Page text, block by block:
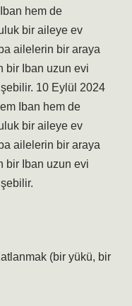
hem de
bir aileye ev
ailelerin bir araya
bir Iban uzun evi
10 Eylül 2024
Iban hem de
bir aileye ev
ailelerin bir araya
bir Iban uzun evi
(bir yükü, bir